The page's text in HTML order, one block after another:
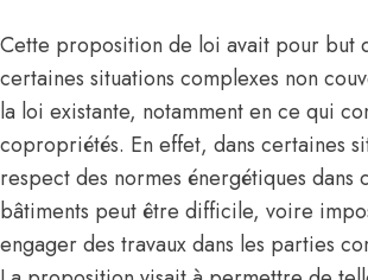
Cette proposition de loi avait pour but
certaines situations complexes non
la loi existante, notamment en ce qui
copropriétés. En effet, dans certaines
respect des normes énergétiques dans
bâtiments peut être difficile, voire
engager des travaux dans les parties